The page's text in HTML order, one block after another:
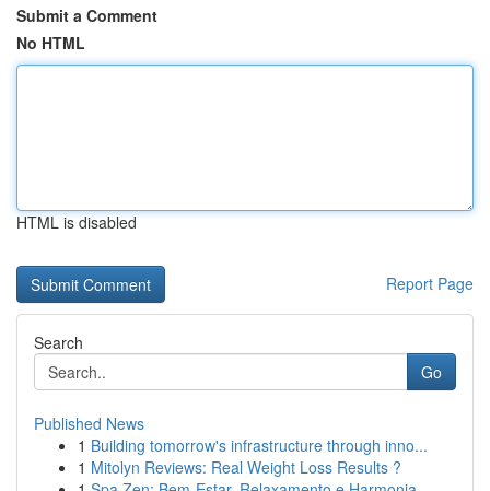
Submit a Comment
No HTML
HTML is disabled
Report Page
Search
Go
Published News
1 Building tomorrow's infrastructure through inno...
1 Mitolyn Reviews: Real Weight Loss Results ?